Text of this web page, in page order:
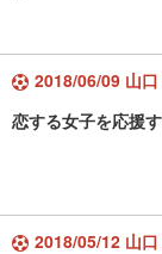
2018/06/09 山口
恋する女子を応援
2018/05/12 山口